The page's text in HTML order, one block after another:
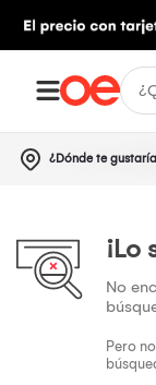
¿Dónde te
¡Lo
No
Pero